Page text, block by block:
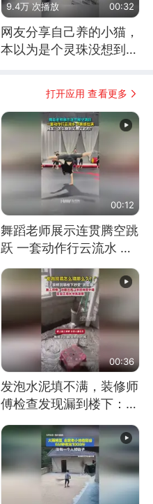
9.4万 次播放 00:32
网友分享自己养的小猫，
本以为是个灵珠没想到是
打开应用 查看更多
00:12
舞蹈老师展示连贯腾空跳
跃 一套动作行云流水 节
奏感拉满 网友：怎么做
到又舞又武的？
00:36
发泡水泥填不满，装修师
傅检查发现漏到楼下：出
风口未延伸到外墙